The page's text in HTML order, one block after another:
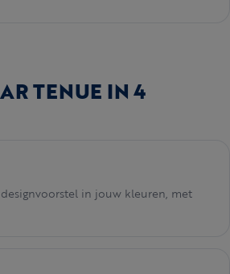
TENUE IN 4
in jouw kleuren, met